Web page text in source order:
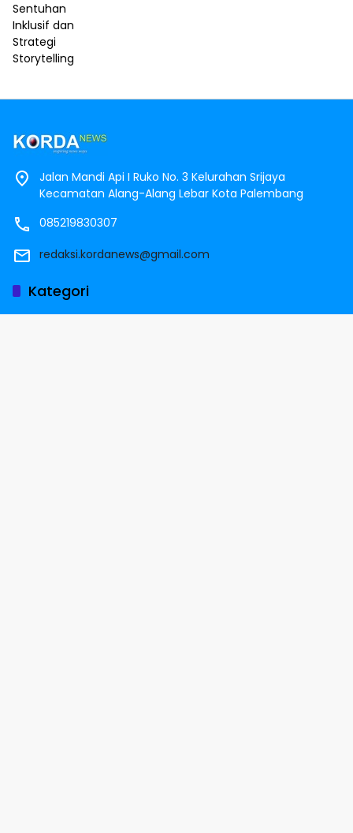
Jalan Mandi Api I Ruko No. 3 Kelurahan Srijaya
Kecamatan Alang-Alang Lebar Kota Palembang
085219830307
redaksi.kordanews@gmail.com
Kategori